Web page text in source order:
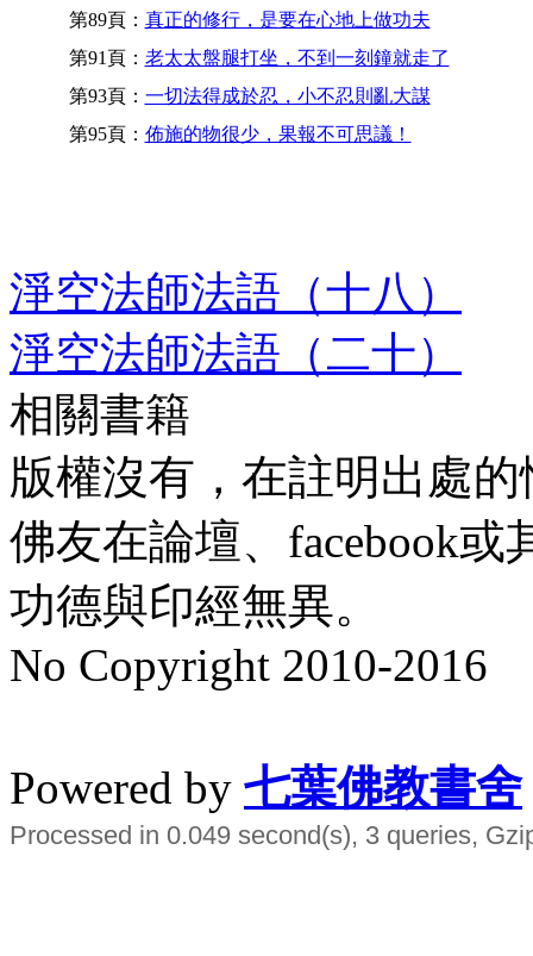
第89頁： 真正的修行，是要在心地上做功夫
第91頁： 老太太盤腿打坐，不到一刻鐘就走了
第93頁： 一切法得成於忍，小不忍則亂大謀
第95頁： 佈施的物很少，果報不可思議！
淨空法師法語（十八）
淨空法師法語（二十）
相關書籍
版權沒有，在註明出處
佛友在論壇、facebook
功德與印經無異。
No Copyright 2010-2016
Powered by 七葉佛教書舍
Processed in 0.049 second(s), 3 queries,